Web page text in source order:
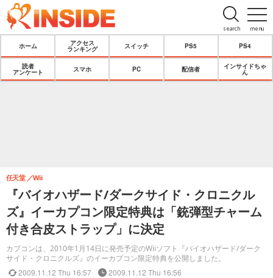
menu
search
ホーム
アクセス
ランキング
スイッチ PS5 PS4
読者
アンケート
スマホ PC 配信者
インサイドちゃ
ん
『バイオハザード/ダークサイド・クロニクル
ズ』イーカプコン限定特典は「銃弾型チャーム
付き合皮ストラップ」に決定
カプコンは、2010年1月14日に発売予定のWiiソフト『バイオハザード/ダーク
サイド・クロニクルズ』のイーカプコン限定特典を公開しました。
任天堂 Wii
2009.11.12 Thu 16:57 2009.11.12 Thu 16:56